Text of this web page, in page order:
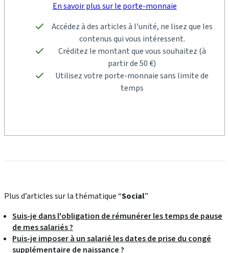
En savoir plus sur le porte-monnaie
Accédez à des articles à l’unité, ne lisez que les
contenus qui vous intéressent.
Créditez le montant que vous souhaitez (à
partir de 50 €)
Utilisez votre porte-monnaie sans limite de
temps
Plus d’articles sur la thématique “Social”
Suis-je dans l'obligation de rémunérer les temps de pause
de mes salariés ?
Puis-je imposer à un salarié les dates de prise du congé
supplémentaire de naissance ?